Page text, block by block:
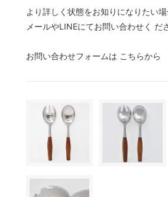
より詳しく状態をお知りになりたい
メールやLINEにてお問い合わせく だ
お問い合わせフォームは こちらから